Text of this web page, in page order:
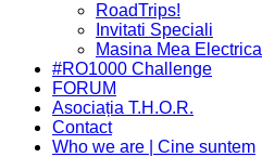
Page
Parent
RoadTrips!
Invitati Speciali
Masina Mea Electrica
#RO1000 Challenge
FORUM
Asociația T.H.O.R.
Contact
Who we are | Cine suntem